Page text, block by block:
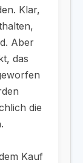
Klar,
Aber
das
die
Kauf